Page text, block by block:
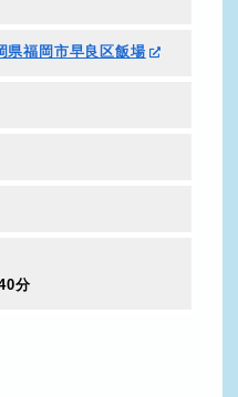
県福岡市早良区飯場
分